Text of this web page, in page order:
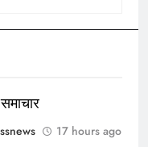
17 hours ago